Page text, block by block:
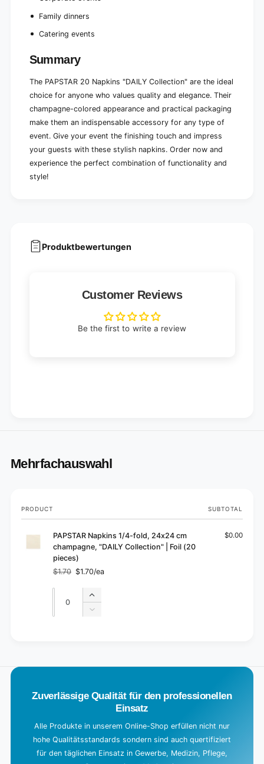
(
2
p
e
e
s
(
2
0
i
c
e
s
)
Family dinners
Catering events
Summary
The PAPSTAR 20 Napkins "DAILY Collection" are the ideal
choice for anyone who values quality and elegance. Their
champagne-colored appearance and practical packaging
make them an indispensable accessory for any type of
event. Give your event the finishing touch and impress
your guests with these stylish napkins. Order now and
experience the perfect combination of functionality and
style!
Produktbewertungen
Customer Reviews
Be the first to write a review
Mehrfachauswahl
Your
cart
PRODUCT SUBTOTAL
PAPSTAR Napkins 1/4-fold, 24x24 cm
champagne, "DAILY Collection" | Foil (20
pieces)
Regular
price
$1.70
Sale
price
$1.70/ea
$0.00
Quantity
Increase
quantity
Decrease
a
Zuverlässige Qualität für den professionellen
Einsatz
Alle Produkte in unserem Online-Shop erfüllen nicht nur
hohe Qualitätsstandards sondern sind auch quertifiziert
für den täglichen Einsatz in Gewerbe, Medizin, Pflege,